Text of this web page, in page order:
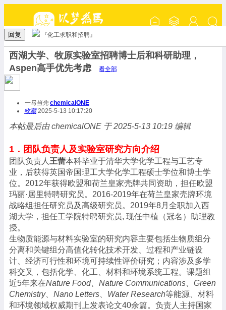
回复 『化工求职和招聘』
西湖大学、牧原实验室招聘博士后和科研助理，
Aspen高手优先考虑
看全部
一马当先 chemicalONE
收藏2025-5-13 10:17:20
本帖最后由 chemicalONE 于 2025-5-13 10:19 编辑
1．团队负责人及实验室研究方向介绍
团队负责人 王蕾本科毕业于清华大学化学工程与工艺专
业，后获得英国帝国理工大学化学工程硕士学位和博士学
位。 2012年获得欧盟和荷兰皇家壳牌共同资助，担任欧盟
玛丽·居里特聘研究员。 2016-2019年在荷兰皇家壳牌环境
战略组担任研究员及高级研究员。 2019年8月全职加入西
湖大学，担任工学院特聘研究员, 现任中植（冠名）助理教
授。
生物质能源与材料实验室的研究内容主要包括生物质组分
分离和关键组分高值化转化技术开发、过程和产业链设
计、经济可行性和环境可持续性评价研究；内容涉及多学
科交叉，包括化学、化工、材料和环境系统工程。课题组
近5年来在Nature Food、 Nature Communications
Green
Chemistry、 Nano Letters Water Research等能源、材料
和环境领域权威期刊上发表论文40余篇。负责人主持国家